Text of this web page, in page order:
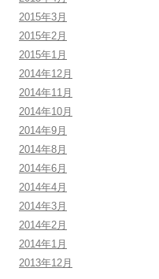
2015年3月
2015年2月
2015年1月
2014年12月
2014年11月
2014年10月
2014年9月
2014年8月
2014年6月
2014年4月
2014年3月
2014年2月
2014年1月
2013年12月